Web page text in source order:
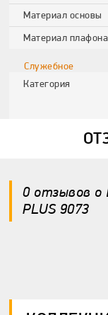
Материал основы
Материал плафона
Служебное
Категория
0 отзывов о
PLUS 9073